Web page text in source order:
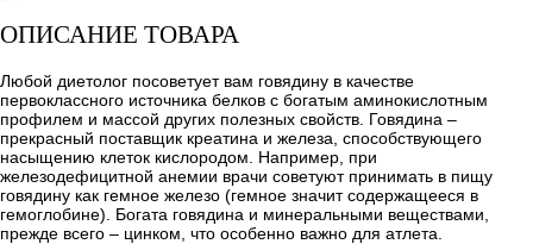
ОПИСАНИЕ ТОВАРА
Любой диетолог посоветует вам говядину в качестве
первоклассного источника белков с богатым аминокислотным
профилем и массой других полезных свойств. Говядина –
прекрасный поставщик креатина и железа, способствующего
насыщению клеток кислородом. Например, при
железодефицитной анемии врачи советуют принимать в пищу
говядину как гемное железо (гемное значит содержащееся в
гемоглобине). Богата говядина и минеральными веществами,
прежде всего – цинком, что особенно важно для атлета.